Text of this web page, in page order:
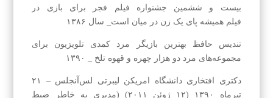
بیست و ششمین جشنواره فیلم فجر برای بازی در
فیلم همیشه پای یک زن در میان است_ سال ۱۳۸۶
تندیس حافظ بهترین بازیگر مرد کمدی تلویزیون برای
مجموعه‌های مرد دو هزار چهره و قهوه تلخ _ ۱۳۹۰
دکتری افتخاری دانشگاه امریکن لیبرتی لس‌آنجلس – ۲۱
تیرماه ۱۳۹۰ (۱۲ ژوئن ۲۰۱۱) (مدیری به خاطرِ ضبط